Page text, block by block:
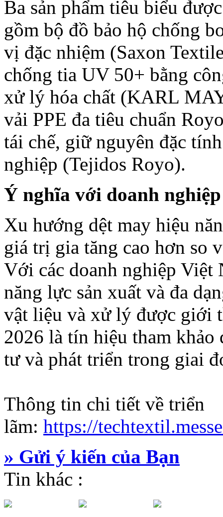
Ba sản phẩm tiêu biểu
gồm bộ đồ bảo hộ chống
vị đặc nhiệm (Saxon
chống tia UV 50+ bằng
xử lý hóa chất (KARL
vải PPE đa tiêu chuẩn
tái chế, giữ nguyên đặc
nghiệp (Tejidos Royo).
Ý nghĩa với doanh
Xu hướng dệt may hiệu
giá trị gia tăng cao hơn so
Với các doanh nghiệp Việt
năng lực sản xuất và đa
vật liệu và xử lý được giới
2026 là tín hiệu tham
tư và phát triển trong giai
Thông tin chi tiết về triển
lãm: https://
» Gửi ý kiến của Bạn
Tin khác :